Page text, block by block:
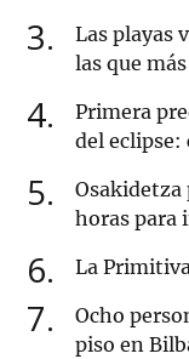
3
Las playas
las que
4
Primera
del eclipse:
5
Osakidetza
horas para
6 La
7
Ocho
piso en